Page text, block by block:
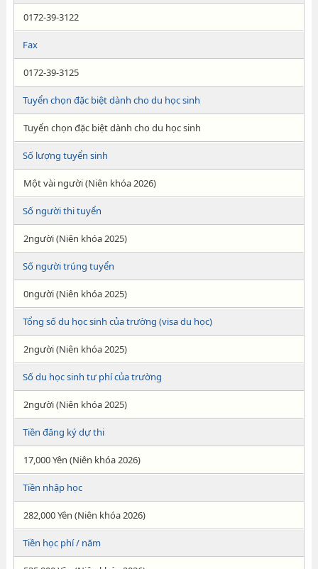
0172-39-3122
Fax
0172-39-3125
Tuyển chọn đặc biệt dành cho du học sinh
Tuyển chọn đặc biệt dành cho du học sinh
Số lượng tuyển sinh
Một vài người (Niên khóa 2026)
Số người thi tuyển
2người (Niên khóa 2025)
Số người trúng tuyển
0người (Niên khóa 2025)
Tổng số du học sinh của trường (visa du học)
2người (Niên khóa 2025)
Số du học sinh tư phí của trường
2người (Niên khóa 2025)
Tiền đăng ký dự thi
17,000 Yên (Niên khóa 2026)
Tiền nhập học
282,000 Yên (Niên khóa 2026)
Tiền học phí / năm